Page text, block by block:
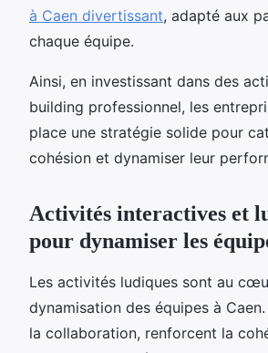
à Caen divertissant, adapté aux
chaque équipe.
Ainsi, en investissant dans des
building professionnel, les
place une stratégie solide pour
cohésion et dynamiser leur
Activités interactives et
pour dynamiser les
Les activités ludiques sont au
dynamisation des équipes à
la collaboration, renforcent la